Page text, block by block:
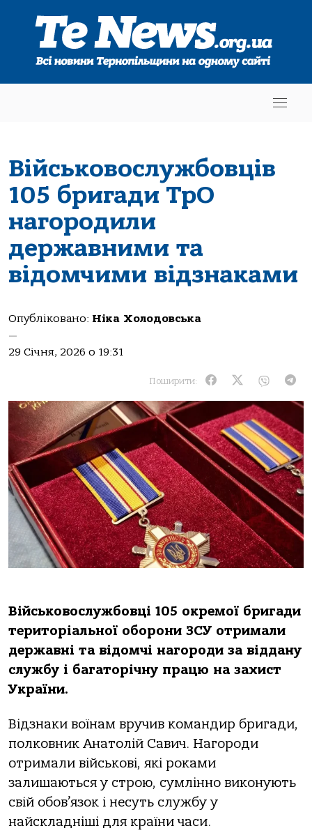
Військовослужбовців
105 бригади ТрО
нагородили
державними та
відомчими відзнаками
Опубліковано: Ніка Холодовська
—
29 Січня, 2026 о 19:31
Поширити:
Військовослужбовці 105 окремої бригади
територіальної оборони ЗСУ отримали
державні та відомчі нагороди за віддану
службу і багаторічну працю на захист
України.
Відзнаки воїнам вручив командир бригади,
полковник Анатолій Савич. Нагороди
отримали військові, які роками
залишаються у строю, сумлінно виконують
свій обов’язок і несуть службу у
найскладніші для країни часи.